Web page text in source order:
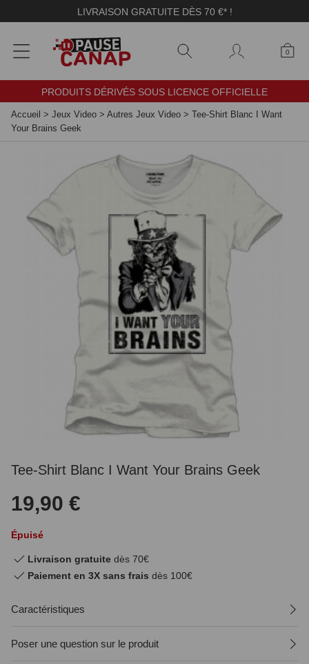
LIVRAISON GRATUITE DÈS 70 €* !
0
PRODUITS DÉRIVÉS SOUS LICENCE OFFICIELLE
Accueil > Jeux Video > Autres Jeux Video > Tee-Shirt Blanc I Want
Your Brains Geek
Tee-Shirt Blanc I Want Your Brains Geek
19,90 €
Épuisé
Livraison gratuite dès 70€
Paiement en 3X sans frais dès 100€
Caractéristiques
Poser une question sur le produit
Panneau de gestion des cookies